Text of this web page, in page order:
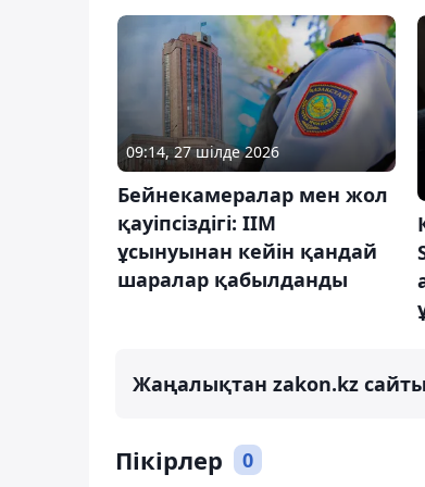
09:14, 27 шілде 2026
Бейнекамералар мен жол
қауіпсіздігі: ІІМ
ұсынуынан кейін қандай
шаралар қабылданды
Жаңалықтан zakon.kz
Пікірлер 0